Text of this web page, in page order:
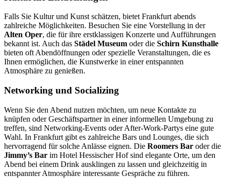
Falls Sie Kultur und Kunst schätzen, bietet Frankfurt abends
zahlreiche Möglichkeiten. Besuchen Sie eine Vorstellung in der
Alten Oper, die für ihre erstklassigen Konzerte und Aufführungen
bekannt ist. Auch das Städel Museum oder die Schirn Kunsthalle
bieten oft Abendöffnungen oder spezielle Veranstaltungen, die es
Ihnen ermöglichen, die Kunstwerke in einer entspannten
Atmosphäre zu genießen.
Networking und Socializing
Wenn Sie den Abend nutzen möchten, um neue Kontakte zu
knüpfen oder Geschäftspartner in einer informellen Umgebung zu
treffen, sind Networking-Events oder After-Work-Partys eine gute
Wahl. In Frankfurt gibt es zahlreiche Bars und Lounges, die sich
hervorragend für solche Anlässe eignen. Die Roomers Bar oder die
Jimmy’s Bar im Hotel Hessischer Hof sind elegante Orte, um den
Abend bei einem Drink ausklingen zu lassen und gleichzeitig in
entspannter Atmosphäre interessante Gespräche zu führen.